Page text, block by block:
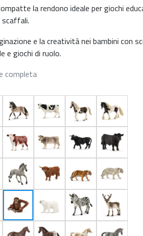
la rendono ideale per giochi
scaffali.
e la creatività nei bambini con
e giochi di ruolo.
completa